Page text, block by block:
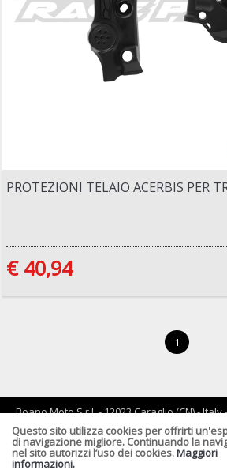
PROTEZIONI TELAIO ACERBIS PER
€ 40,94
1
Boano Moto S.r.l. - 12023 Caraglio (CN) -
19/d - tel: 0171 619061 - Email :
Cf. P.Iva. Registro Imprese di CN n
164496 Capitale Sociale : €
Questo sito utilizza cookies per offrirti
di navigazione migliore. Continuando la
nel sito autorizzi l’uso dei cookies.Maggiori
informazioni.